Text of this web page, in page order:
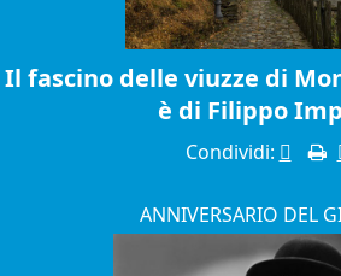
Il fascino delle viuzze di
è di Filippo
Condividi:
ANNIVERSARIO DEL